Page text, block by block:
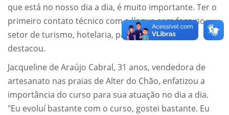
que está no nosso dia a dia, é muito importante. Ter o
primeiro contato técnico com a língua com foco no
setor de turismo, hotelaria, passeios é essencial”,
destacou.
Jacqueline de Araújo Cabral, 31 anos, vendedora de
artesanato nas praias de Alter do Chão, enfatizou a
importância do curso para sua atuação no dia a dia.
"Eu evoluí bastante com o curso, gostei bastante. Eu